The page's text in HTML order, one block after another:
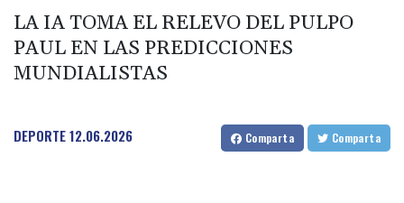
Diomandé
El mexicano Del Toro renueva con el UAE hasta 2031
El doloroso baile de cifras de desaparecidos en los sismos en
LA IA TOMA EL RELEVO DEL PULPO
PAUL EN LAS PREDICCIONES
MUNDIALISTAS
DEPORTE12.06.2026 Comparta Comparta